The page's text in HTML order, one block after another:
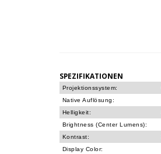
SPEZIFIKATIONEN
Projektionssystem:
Native Auflösung:
Helligkeit:
Brightness (Center Lumens):
Kontrast:
Display Color: